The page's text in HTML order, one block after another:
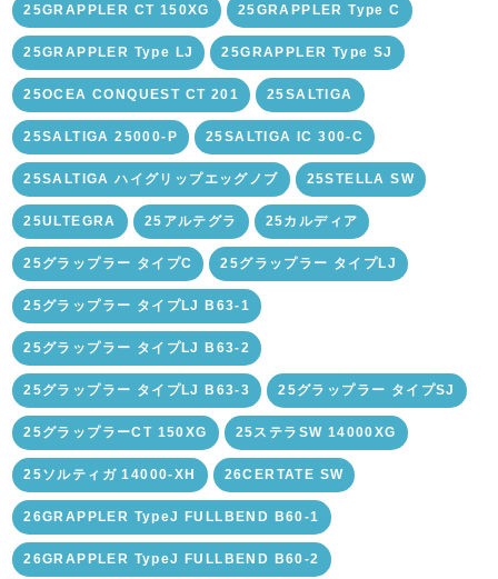
25GRAPPLER CT 150XG 25GRAPPLER Type C
25GRAPPLER Type LJ 25GRAPPLER Type SJ
25OCEA CONQUEST CT 201 25SALTIGA
25SALTIGA 25000-P 25SALTIGA IC 300-C
25SALTIGA ハイグリップエッグノブ 25STELLA SW
25ULTEGRA 25アルテグラ 25カルディア
25グラップラー タイプC 25グラップラー タイプLJ
25グラップラー タイプLJ B63-1
25グラップラー タイプLJ B63-2
25グラップラー タイプLJ B63-3 25グラップラー タイプSJ
25グラップラーCT 150XG 25ステラSW 14000XG
25ソルティガ 14000-XH 26CERTATE SW
26GRAPPLER TypeJ FULLBEND B60-1
26GRAPPLER TypeJ FULLBEND B60-2